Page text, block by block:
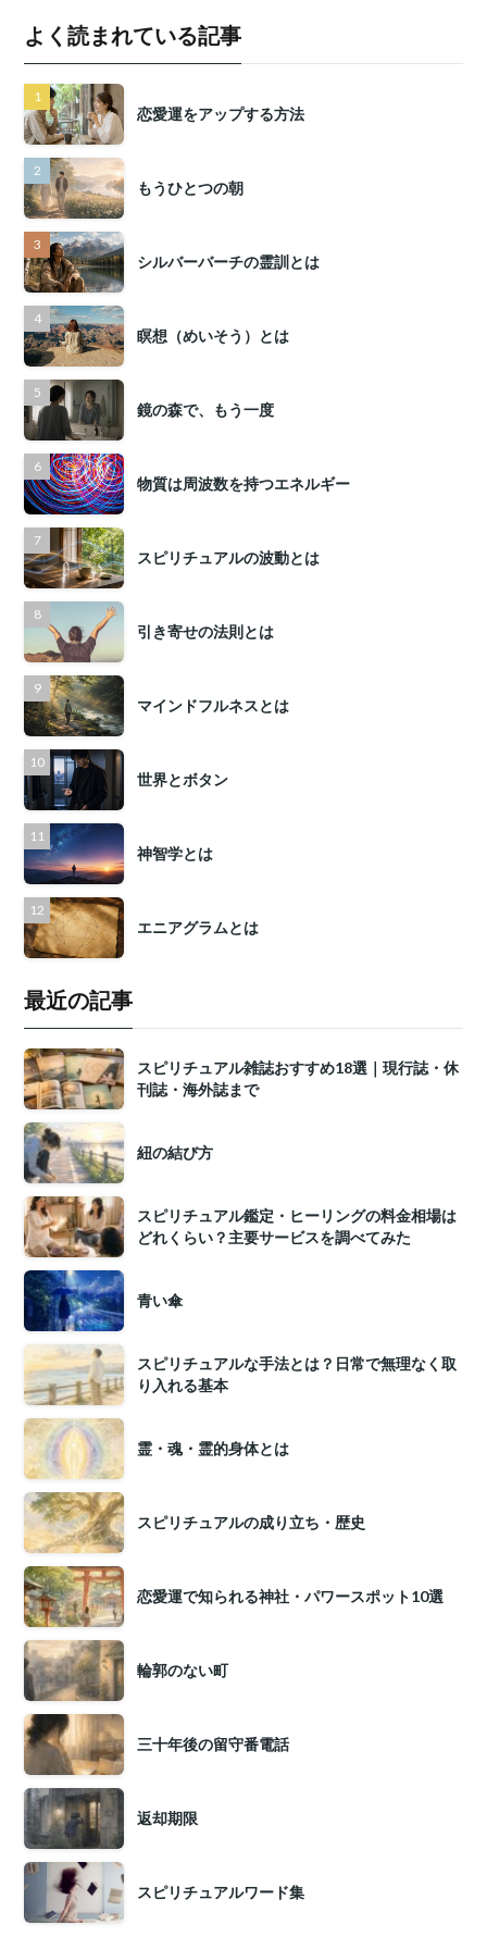
よく読まれている記事
恋愛運をアップする方法
もうひとつの朝
シルバーバーチの霊訓とは
瞑想（めいそう）とは
鏡の森で、もう一度
物質は周波数を持つエネルギー
スピリチュアルの波動とは
引き寄せの法則とは
マインドフルネスとは
世界とボタン
神智学とは
エニアグラムとは
最近の記事
スピリチュアル雑誌おすすめ18選｜現行誌・休
刊誌・海外誌まで
紐の結び方
スピリチュアル鑑定・ヒーリングの料金相場は
どれくらい？主要サービスを調べてみた
青い傘
スピリチュアルな手法とは？日常で無理なく取
り入れる基本
霊・魂・霊的身体とは
スピリチュアルの成り立ち・歴史
恋愛運で知られる神社・パワースポット10選
輪郭のない町
三十年後の留守番電話
返却期限
スピリチュアルワード集